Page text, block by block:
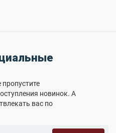
новинок. А
вас по